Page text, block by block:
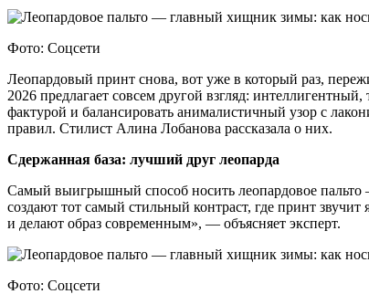
Фото: Соцсети
Леопардовый принт снова, вот уже в который раз,
2026 предлагает совсем другой взгляд:
фактурой и балансировать анималистичный узор с
правил. Стилист Алина Лобанова рассказала о них.
Сдержанная база: лучший друг леопарда
Самый выигрышный способ носить леопардовое пальто
создают тот самый стильный контраст, где принт
и делают образ современным», — объясняет эксперт.
Фото: Соцсети